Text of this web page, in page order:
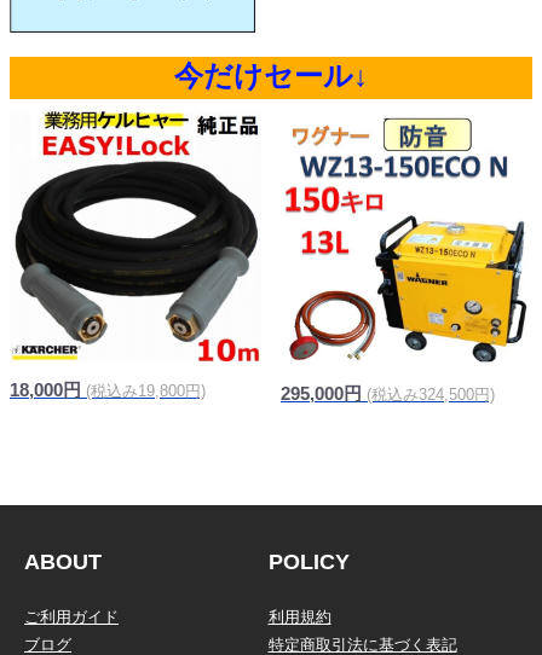
今だけセール↓
18,000円 (税込み19,800円) 295,000円 (税込み324,500円)
ABOUT
ご利用ガイド
ブログ
POLICY
利用規約
特定商取引法に基づく表記